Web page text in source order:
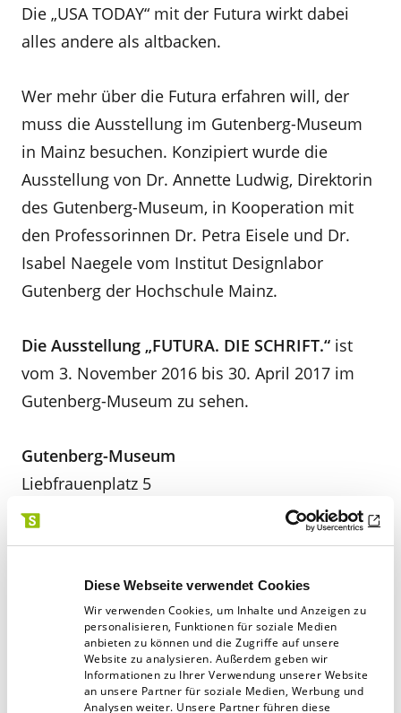
Diese Webseite verwendet Cookies
Wir verwenden Cookies, um Inhalte und Anzeigen zu
personalisieren, Funktionen für soziale Medien
anbieten zu können und die Zugriffe auf unsere
Website zu analysieren. Außerdem geben wir
Informationen zu Ihrer Verwendung unserer Website
an unsere Partner für soziale Medien, Werbung und
Analysen weiter. Unsere Partner führen diese
Die „USA TODAY“ mit der Futura wirkt dabei
alles andere als altbacken.
Wer mehr über die Futura erfahren will, der
muss die Ausstellung im Gutenberg-Museum
in Mainz besuchen. Konzipiert wurde die
Ausstellung von Dr. Annette Ludwig, Direktorin
des Gutenberg-Museum, in Kooperation mit
den Professorinnen Dr. Petra Eisele und Dr.
Isabel Naegele vom Institut Designlabor
Gutenberg der Hochschule Mainz.
Die Ausstellung „FUTURA. DIE SCHRIFT.“ ist
vom 3. November 2016 bis 30. April 2017 im
Gutenberg-Museum zu sehen.
Gutenberg-Museum
Liebfrauenplatz 5
55116 Mainz
Dienstag bis Samstag von 9–17 Uhr
Sonntag von 11–17 Uhr
Montag und an gesetzlichen Feiertagen
geschlossen